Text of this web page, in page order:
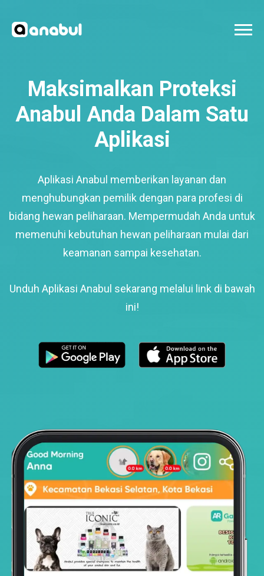
Maksimalkan Proteksi
Anabul Anda Dalam Satu
Aplikasi
Aplikasi Anabul memberikan layanan dan
menghubungkan pemilik dengan para profesi di
bidang hewan peliharaan. Mempermudah Anda untuk
memenuhi kebutuhan hewan peliharaan mulai dari
keamanan sampai kesehatan.
Unduh Aplikasi Anabul sekarang melalui link di bawah
ini!